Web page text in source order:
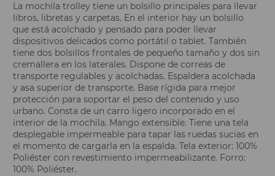
La mochila trolley tiene un bolsillo principales para llevar
libros, libretas y carpetas. En el interior hay un bolsillo
que está acolchado y pensado para poder llevar
dispositivos delicados como portátil o tablet. También
tiene dos bolsillos frontales de pequeño tamaño y dos sin
cremallera en los laterales. Dispone de correas de
transporte regulables y acolchadas. Espaldera acolchada
y asa superior de transporte. Base rígida para mejor
protección para soportar el peso del contenido y uso
urbano. Consta de un carro ligero incorporado en el
interior de la mochila. Mango extensible. Tiene una tela
desplegable impermeable para tapar las ruedas sucias en
el momento de cargarla en la espalda. Tela exterior: 100%
Poliéster con revestimiento impermeabilizante. Forro:
100% Poliéster.